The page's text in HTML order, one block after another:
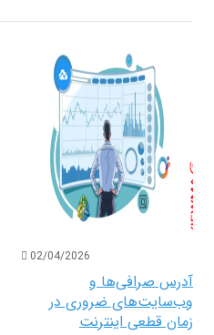
02/04/2026
آدرس صرافی‌ها و
وب‌سایت‌های ضروری در
زمان قطعی اینترنت